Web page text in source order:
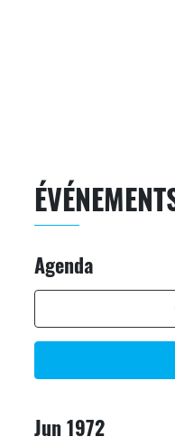
Agenda
Jun 1972